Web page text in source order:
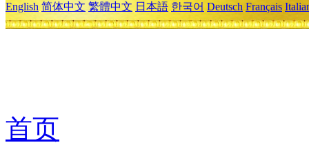
English 简体中文 繁體中文 日本語 한국어 Deutsch Français
首页